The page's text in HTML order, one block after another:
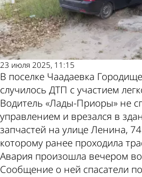
23 июля 2025, 11:15
В поселке Чаадаевка
случилось ДТП с участием
Водитель «Лады-Приоры» не
управлением и врезался в
запчастей на улице Ленина,
которому ранее проходила
Авария произошла вечером
Сообщение о ней спасатели